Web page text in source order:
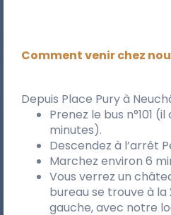
Comment venir chez
Depuis Place Pury à
Prenez le bus n°101
minutes).
Descendez à l’arrêt
Marchez environ 6
Vous verrez un
bureau se trouve à
gauche, avec notre